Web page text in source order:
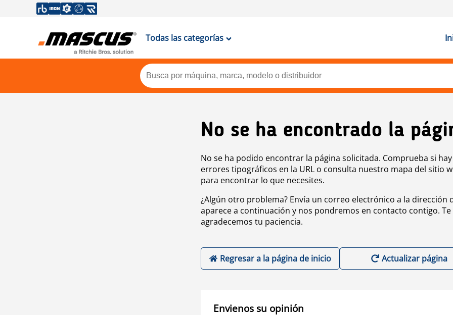
Todas las categorías
No se ha encontrado la
No se ha podido encontrar la página solicitada. Comprueba si hay
errores tipográficos en la URL o consulta nuestro mapa del sitio
para encontrar lo que necesites.
¿Algún otro problema? Envía un correo electrónico a la dirección
aparece a continuación y nos pondremos en contacto contigo. Te
agradecemos tu paciencia.
Regresar a la página de inicio Actualizar página
Envienos su opinión